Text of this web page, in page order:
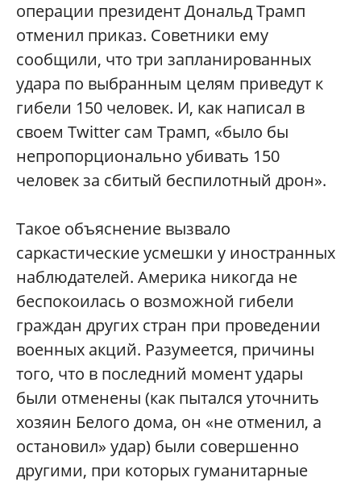
операции президент Дональд Трамп
отменил приказ. Советники ему
сообщили, что три запланированных
удара по выбранным целям приведут к
гибели 150 человек. И, как написал в
своем Twitter сам Трамп, «было бы
непропорционально убивать 150
человек за сбитый беспилотный дрон».
Такое объяснение вызвало
саркастические усмешки у иностранных
наблюдателей. Америка никогда не
беспокоилась о возможной гибели
граждан других стран при проведении
военных акций. Разумеется, причины
того, что в последний момент удары
были отменены (как пытался уточнить
хозяин Белого дома, он «не отменил, а
остановил» удар) были совершенно
другими, при которых гуманитарные